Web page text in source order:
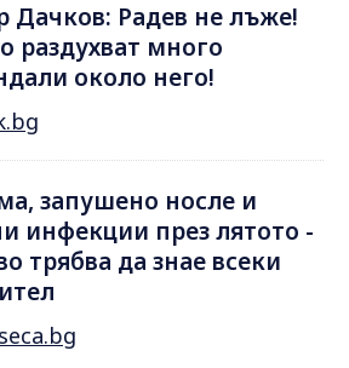
Дачков: Радев не лъже!
раздухват много
около него!
запушено носле и
инфекции през лятотo -
трябва да знае всеки